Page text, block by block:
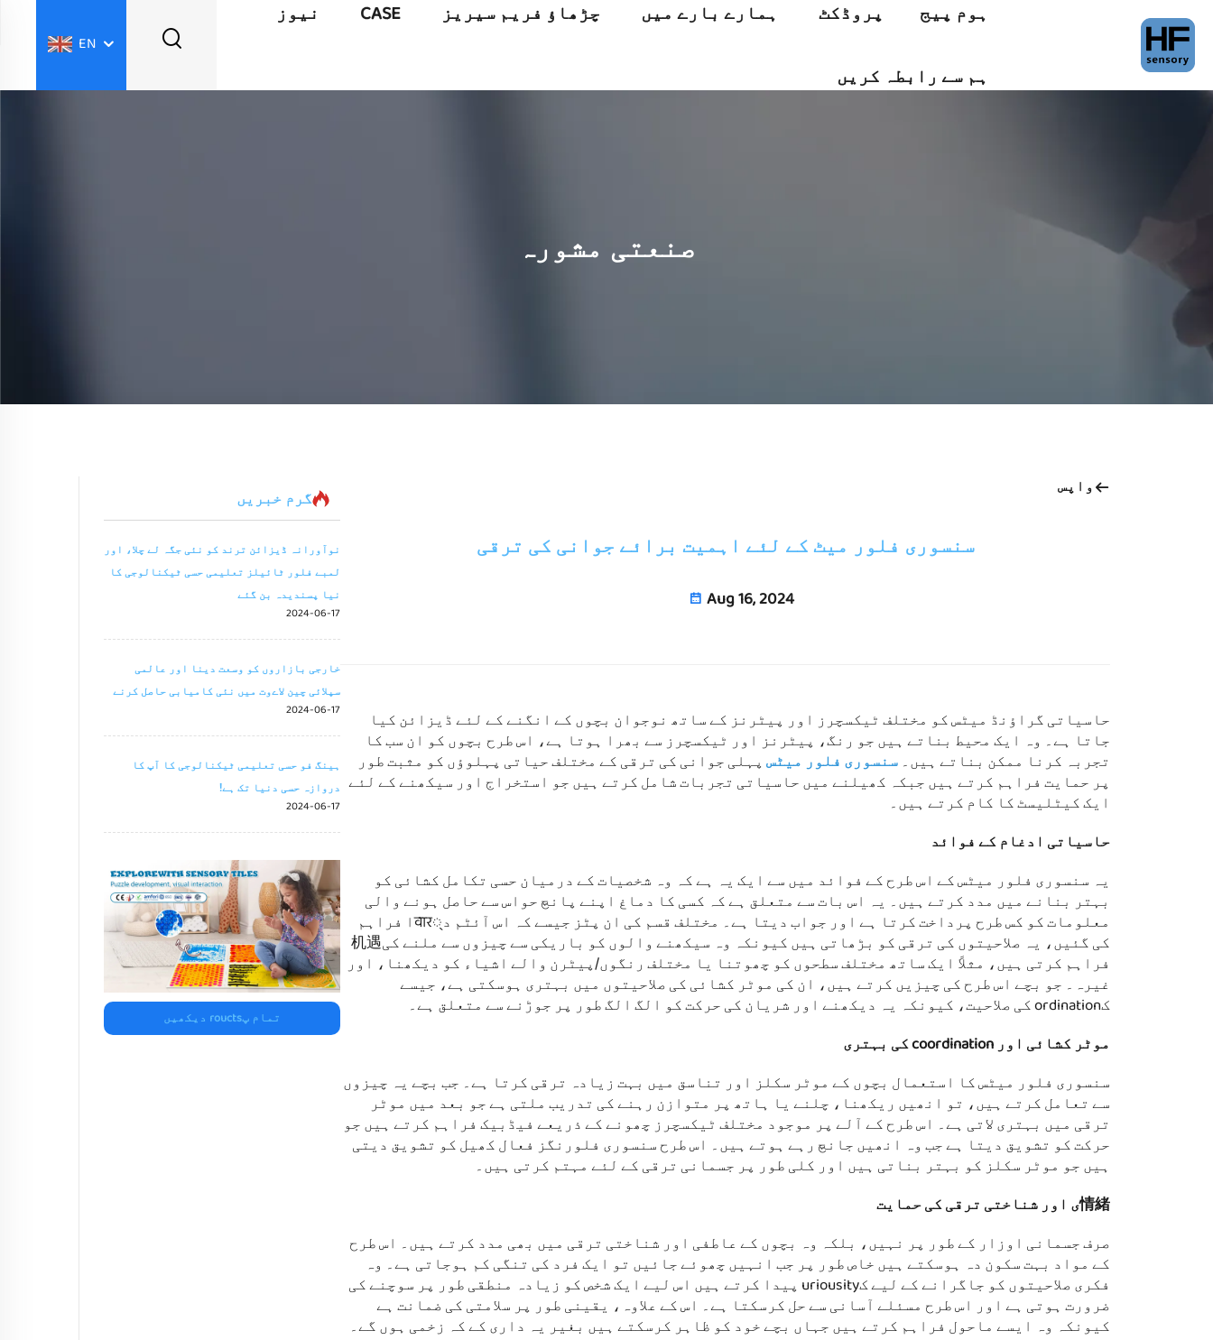
ہوم پیج پروڈکٹ ہمارے بارے میں چڑھاؤ فریم سیریز CASE نیوز
ہم سے رابطہ کریں
EN
صنعتی مشورہ
واپس
سنسوری فلور میٹ کے لئے اہمیت برائے جوانی کی ترقی
Aug 16, 2024
حاسیاتی گراؤنڈ میٹس کو مختلف ٹیکسچرز اور پیٹرنز کے ساتھ نوجوان بچوں کے انگنے کے لئے ڈیزائن کیا
جاتا ہے۔ وہ ایک محیط بناتے ہیں جو رنگ، پیٹرنز اور ٹیکسچرز سے بھرا ہوتا ہے، اس طرح بچوں کو ان سب کا
تجربہ کرنا ممکن بناتے ہیں۔ سنسوری فلور میٹس پہلی جوانی کی ترقی کے مختلف حیاتی پہلوؤں کو مثبت طور
پر حمایت فراہم کرتے ہیں جبکہ کھیلنے میں حاسیاتی تجربات شامل کرتے ہیں جو استخراج اور سیکھنے کے لئے
ایک کیٹلیسٹ کا کام کرتے ہیں۔
حاسیاتی ادغام کے فوائد
یہ سنسوری فلور میٹس کے اس طرح کے فوائد میں سے ایک یہ ہے کہ وہ شخصیات کے درمیان حسی تکامل کشائی کو
بہتر بنانے میں مدد کرتے ہیں۔ یہ اس بات سے متعلق ہے کہ کسی کا دماغ اپنے پانچ حواس سے حاصل ہونے والی
معلومات کو کس طرح پرداخت کرتا ہے اور جواب دیتا ہے۔ مختلف قسم کی ان پٹز جیسے کہ اس آئٹم د्वारا فراہم
کی گئیں، یہ صلاحیتوں کی ترقی کو بڑھاتی ہیں کیونکہ وہ سیکھنے والوں کو باریکی سے چیزوں سے ملنے کی机遇
فراہم کرتی ہیں، مثلاً ایک ساتھ مختلف سطحوں کو چھوتنا یا مختلف رنگوں/پیٹرن والے اشیاء کو دیکھنا، اور
غیرہ۔ جو بچے اس طرح کی چیزیں کرتے ہیں، ان کی موٹر کشائی کی صلاحیتوں میں بہتری ہوسکتی ہے، جیسے
کordination کی صلاحیت، کیونکہ یہ دیکھنے اور شریان کی حرکت کو الگ الگ طور پر جوڑنے سے متعلق ہے۔
موٹر کشائی اور coordination کی بہتری
سنسوری فلور میٹس کا استعمال بچوں کے موٹر سکلز اور تناسق میں بہت زیادہ ترقی کرتا ہے۔ جب بچے یہ چیزوں
سے تعامل کرتے ہیں، تو انھیں ریکھنا، چلنے یا ہاتھ پر متوازن رہنے کی تدریب ملتی ہے جو بعد میں موٹر
ترقی میں بہتری لاتی ہے۔ اس طرح کے آلے پر موجود مختلف ٹیکسچرز چھونے کے ذریعے فیڈبیک فراہم کرتے ہیں جو
حرکت کو تشویق دیتا ہے جب وہ انھیں جانچ رہے ہوتے ہیں۔ اس طرح سنسوری فلورنگز فعال کھیل کو تشویق دیتی
ہیں جو موٹر سکلز کو بہتر بناتی ہیں اور کلی طور پر جسمانی ترقی کے لئے مہتم کرتی ہیں۔
情緒ی اور شناختی ترقی کی حمایت
صرف جسمانی اوزار کے طور پر نہیں، بلکہ وہ بچوں کے عاطفی اور شناختی ترقی میں بھی مدد کرتے ہیں۔ اس طرح
کے مواد بہت سکون دہ ہوسکتے ہیں خاص طور پر جب انہیں چھوئے جائیں تو ایک فرد کی تنگی کم ہوجاتی ہے۔ وہ
فکری صلاحیتوں کو جاگرانے کے لیے کuriousity پیدا کرتے ہیں اس لیے ایک شخص کو زیادہ منطقی طور پر سوچنے کی
ضرورت ہوتی ہے اور اس طرح مسئلے آسانی سے حل کرسکتا ہے۔ اس کے علاوہ، یقینی طور پر سلامتی کی ضمانت ہے
کیونکہ وہ ایسے ماحول فراہم کرتے ہیں جہاں بچے خود کو ظاہر کرسکتے ہیں بغیر یہ داری کے کہ زخمی ہوں گے۔
گرم خبریں
نوآورانہ ڈیزائن ترند کو نئی جگہ لے چلا، اور
لمبے فلور ٹائیلز تعلیمی حسی ٹیکنالوجی کا
نیا پسندیدہ بن گئے
2024-06-17
خارجی بازاروں کو وسعت دینا اور عالمی
سپلائی چین لاےوت میں نئی کامیابی حاصل کرنے
2024-06-17
ہینگ فو حسی تعلیمی ٹیکنالوجی کا آپ کا
دروازہ حسی دنیا تک ہے!
2024-06-17
تمام پroucts دیکھیں